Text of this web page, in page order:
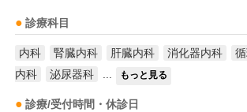
診療科目
内科 腎臓内科 肝臓内科 消化器内科
内科
泌尿器科 もっと見る
診療/受付時間・休診日